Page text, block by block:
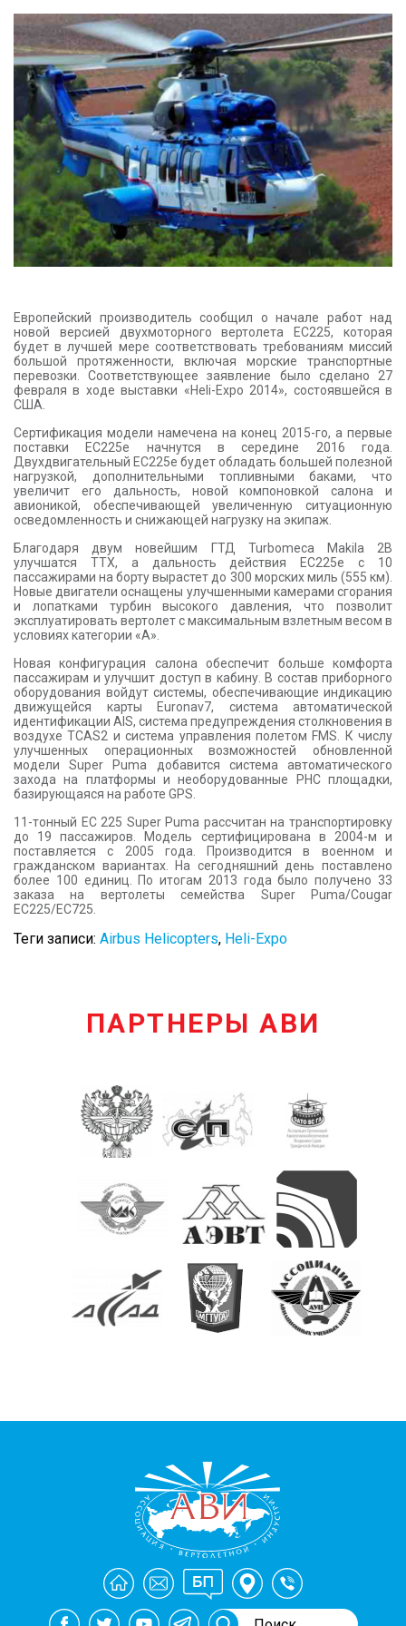
КОНТАКТЫ
Европейский производитель сообщил о начале работ над
новой версией двухмоторного вертолета EC225, которая
будет в лучшей мере соответствовать требованиям миссий
большой протяженности, включая морские транспортные
перевозки. Соответствующее заявление было сделано 27
февраля в ходе выставки «Heli-Expo 2014», состоявшейся в
США.
Сертификация модели намечена на конец 2015-го, а первые
поставки EC225e начнутся в середине 2016 года.
Двухдвигательный EC225e будет обладать большей полезной
нагрузкой, дополнительными топливными баками, что
увеличит его дальность, новой компоновкой салона и
авионикой, обеспечивающей увеличенную ситуационную
осведомленность и снижающей нагрузку на экипаж.
Благодаря двум новейшим ГТД Turbomeca Makila 2B
улучшатся ТТХ, а дальность действия EC225e с 10
пассажирами на борту вырастет до 300 морских миль (555 км).
Новые двигатели оснащены улучшенными камерами сгорания
и лопатками турбин высокого давления, что позволит
эксплуатировать вертолет с максимальным взлетным весом в
условиях категории «А».
Новая конфигурация салона обеспечит больше комфорта
пассажирам и улучшит доступ в кабину. В состав приборного
оборудования войдут системы, обеспечивающие индикацию
движущейся карты Euronav7, система автоматической
идентификации AIS, система предупреждения столкновения в
воздухе TCAS2 и система управления полетом FMS. К числу
улучшенных операционных возможностей обновленной
модели Super Puma добавится система автоматического
захода на платформы и необорудованные РНС площадки,
базирующаяся на работе GPS.
11-тонный ЕС 225 Super Puma рассчитан на транспортировку
до 19 пассажиров. Модель сертифицирована в 2004-м и
поставляется с 2005 года. Производится в военном и
гражданском вариантах. На сегодняшний день поставлено
более 100 единиц. По итогам 2013 года было получено 33
заказа на вертолеты семейства Super Puma/Cougar
EC225/EC725.
Теги записи: Airbus Helicopters, Heli-Expo
ПАРТНЕРЫ АВИ